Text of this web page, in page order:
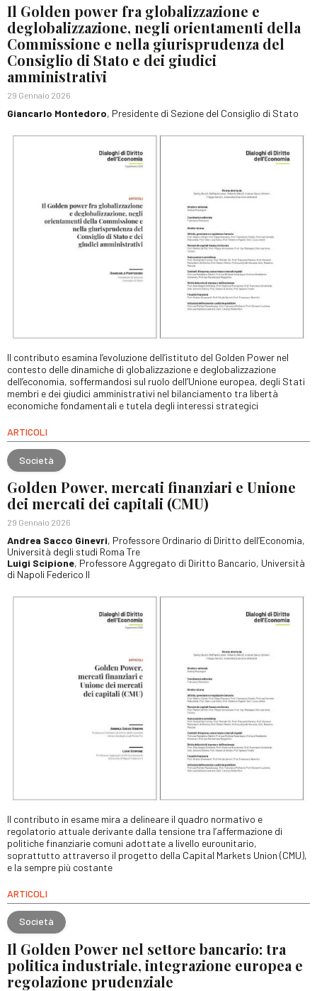
Il Golden power fra globalizzazione e
deglobalizzazione, negli orientamenti della
Commissione e nella giurisprudenza del
Consiglio di Stato e dei giudici
amministrativi
29 Gennaio 2026
Giancarlo Montedoro, Presidente di Sezione del Consiglio di Stato
Il contributo esamina l’evoluzione dell’istituto del Golden Power nel
contesto delle dinamiche di globalizzazione e deglobalizzazione
dell’economia, soffermandosi sul ruolo dell’Unione europea, degli Stati
membri e dei giudici amministrativi nel bilanciamento tra libertà
economiche fondamentali e tutela degli interessi strategici
ARTICOLI
Società
Golden Power, mercati finanziari e Unione
dei mercati dei capitali (CMU)
29 Gennaio 2026
Andrea Sacco Ginevri, Professore Ordinario di Diritto dell’Economia,
Università degli studi Roma Tre
Luigi Scipione, Professore Aggregato di Diritto Bancario, Università
di Napoli Federico II
Il contributo in esame mira a delineare il quadro normativo e
regolatorio attuale derivante dalla tensione tra l’affermazione di
politiche finanziarie comuni adottate a livello eurounitario,
soprattutto attraverso il progetto della Capital Markets Union (CMU),
e la sempre più costante
ARTICOLI
Società
Il Golden Power nel settore bancario: tra
politica industriale, integrazione europea e
regolazione prudenziale